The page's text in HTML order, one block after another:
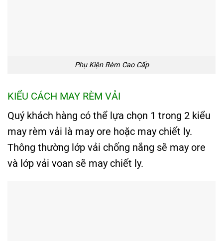
Phụ Kiện Rèm Cao Cấp
KIỂU CÁCH MAY RÈM VẢI
Quý khách hàng có thể lựa chọn 1 trong 2 kiểu
may rèm vải là may ore hoặc may chiết ly.
Thông thường lớp vải chống nắng sẽ may ore
và lớp vải voan sẽ may chiết ly.